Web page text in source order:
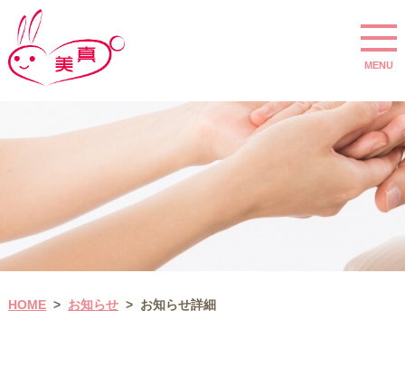
MENU
HOME > お知らせ > お知らせ詳細